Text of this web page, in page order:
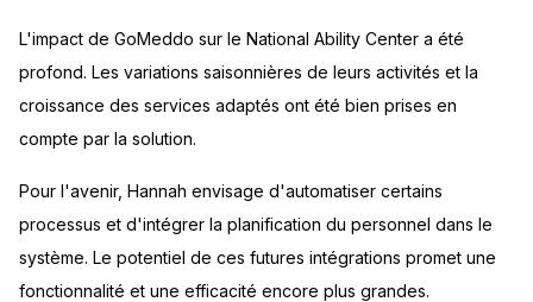
L'impact de GoMeddo sur le National Ability Center a été
profond. Les variations saisonnières de leurs activités et la
croissance des services adaptés ont été bien prises en
compte par la solution.
Pour l'avenir, Hannah envisage d'automatiser certains
processus et d'intégrer la planification du personnel dans le
système. Le potentiel de ces futures intégrations promet une
fonctionnalité et une efficacité encore plus grandes.